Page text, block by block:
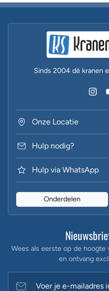
Sinds 2004 dè kranen
Onze Locatie
Hulp nodig?
Hulp via WhatsApp
Onderdelen
Wees als eerste op de hoogte
en ontvang
Voer je e-mailadres